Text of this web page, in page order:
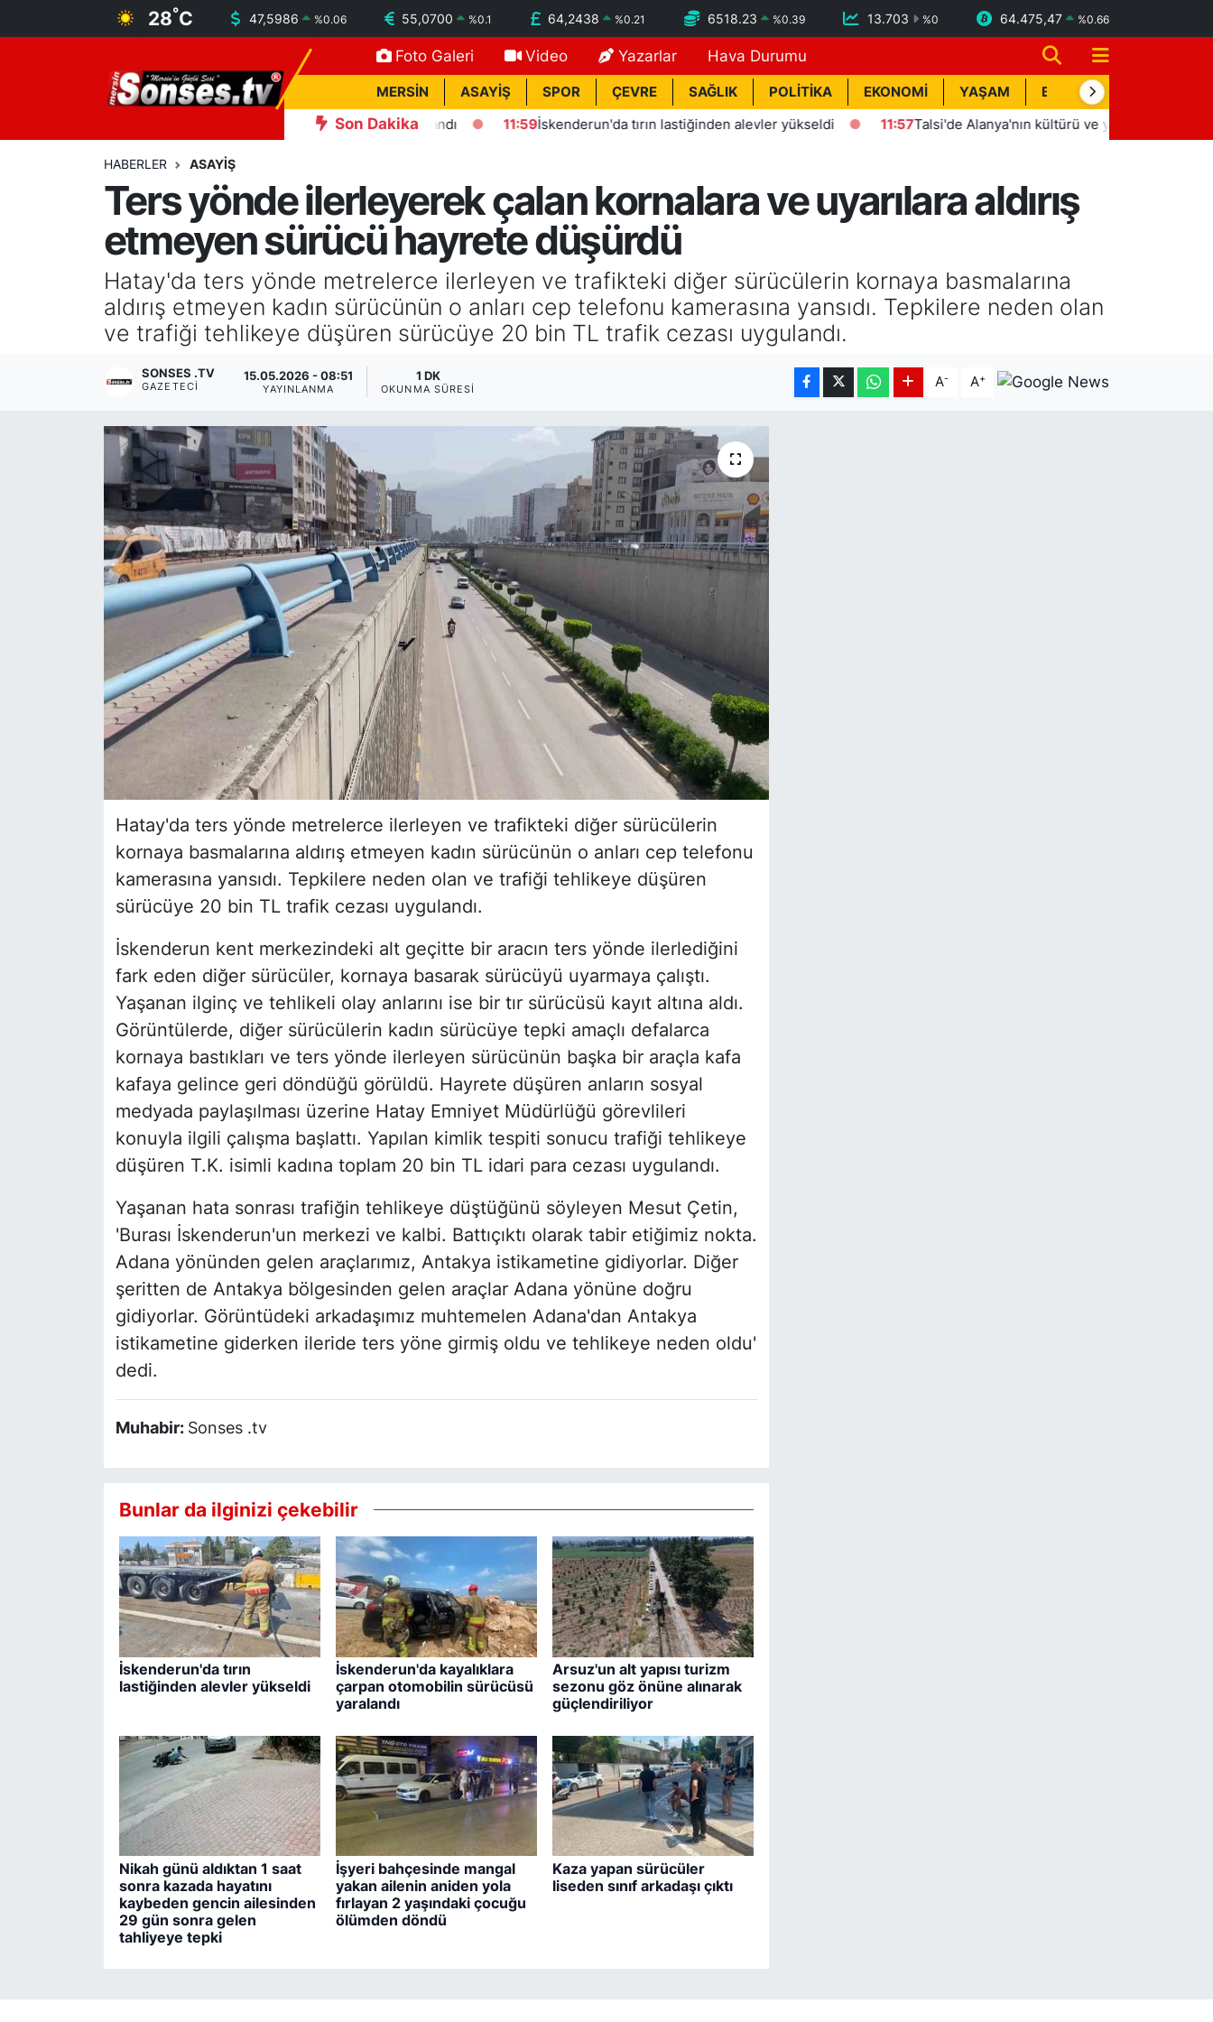
28°C 47,5986 %0.06 55,0700 %0.1 64,2438 %0.21 6518.23 %0.39 13.703 %0 64.475,47 %0.66
Foto Galeri Video Yazarlar Hava Durumu
MERSİN ASAYİŞ SPOR ÇEVRE SAĞLIK POLİTİKA EKONOMİ YAŞAM BİK İLAN
Son Dakika
Antakya'da evlere giren yılanlar yakalandı 11:59 İskenderun'da tırın lastiğinden alevler yükseldi 11:57 Talsi'de Alanya'nın kültürü ve yerel değerleri tanıtıldı
HABERLER ASAYİŞ
Ters yönde ilerleyerek çalan kornalara ve uyarılara aldırış
etmeyen sürücü hayrete düşürdü
Hatay'da ters yönde metrelerce ilerleyen ve trafikteki diğer sürücülerin kornaya basmalarına
aldırış etmeyen kadın sürücünün o anları cep telefonu kamerasına yansıdı. Tepkilere neden olan
ve trafiği tehlikeye düşüren sürücüye 20 bin TL trafik cezası uygulandı.
SONSES .TV
GAZETECI
15.05.2026 - 08:51
YAYINLANMA
1 DK
OKUNMA SÜRESI A- A+
Hatay'da ters yönde metrelerce ilerleyen ve trafikteki diğer sürücülerin
kornaya basmalarına aldırış etmeyen kadın sürücünün o anları cep telefonu
kamerasına yansıdı. Tepkilere neden olan ve trafiği tehlikeye düşüren
sürücüye 20 bin TL trafik cezası uygulandı.
İskenderun kent merkezindeki alt geçitte bir aracın ters yönde ilerlediğini
fark eden diğer sürücüler, kornaya basarak sürücüyü uyarmaya çalıştı.
Yaşanan ilginç ve tehlikeli olay anlarını ise bir tır sürücüsü kayıt altına aldı.
Görüntülerde, diğer sürücülerin kadın sürücüye tepki amaçlı defalarca
kornaya bastıkları ve ters yönde ilerleyen sürücünün başka bir araçla kafa
kafaya gelince geri döndüğü görüldü. Hayrete düşüren anların sosyal
medyada paylaşılması üzerine Hatay Emniyet Müdürlüğü görevlileri
konuyla ilgili çalışma başlattı. Yapılan kimlik tespiti sonucu trafiği tehlikeye
düşüren T.K. isimli kadına toplam 20 bin TL idari para cezası uygulandı.
Yaşanan hata sonrası trafiğin tehlikeye düştüğünü söyleyen Mesut Çetin,
'Burası İskenderun'un merkezi ve kalbi. Battıçıktı olarak tabir etiğimiz nokta.
Adana yönünden gelen araçlarımız, Antakya istikametine gidiyorlar. Diğer
şeritten de Antakya bölgesinden gelen araçlar Adana yönüne doğru
gidiyorlar. Görüntüdeki arkadaşımız muhtemelen Adana'dan Antakya
istikametine giderken ileride ters yöne girmiş oldu ve tehlikeye neden oldu'
dedi.
Muhabir: Sonses .tv
Bunlar da ilginizi çekebilir
İskenderun'da tırın
lastiğinden alevler yükseldi
İskenderun'da kayalıklara
çarpan otomobilin sürücüsü
yaralandı
Arsuz'un alt yapısı turizm
sezonu göz önüne alınarak
güçlendiriliyor
Nikah günü aldıktan 1 saat
sonra kazada hayatını
kaybeden gencin ailesinden
29 gün sonra gelen
tahliyeye tepki
İşyeri bahçesinde mangal
yakan ailenin aniden yola
fırlayan 2 yaşındaki çocuğu
ölümden döndü
Kaza yapan sürücüler
liseden sınıf arkadaşı çıktı
MERSİN
GÜNÜN MANŞETİ
DÜNYA
KÜLTÜR - SANAT
MAGAZİN
Siyaset
YEREL HABER
Haberde insan
Tanıtım
Mersin Nöbetçi Eczaneler
Mersin Namaz Vakitleri
Mersin Trafik Yoğunluk Haritası
Süper Lig Puan Durumu ve Fikstür
Tüm Manşetler
Son Dakika Haberleri
Haber Arşivi